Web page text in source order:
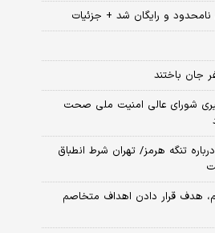
و رایگان شد + جزئیات
شورای عالی امنیت ملی صحت
تنگه هرمز/ تهران شرط انطباق
هدف قرار دادن اهداف متخاصم